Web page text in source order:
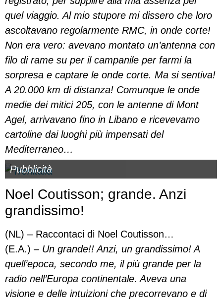
quel viaggio. Al mio stupore mi dissero che loro
ascoltavano regolarmente RMC, in onde corte!
Non era vero: avevano montato un’antenna con
filo di rame su per il campanile per farmi la
sorpresa e captare le onde corte. Ma si sentiva!
A 20.000 km di distanza! Comunque le onde
medie dei mitici 205, con le antenne di Mont
Agel, arrivavano fino in Libano e ricevevamo
cartoline dai luoghi più impensati del
Mediterraneo…
Pubblicità
Noel Coutisson; grande. Anzi
grandissimo!
(NL) – Raccontaci di Noel Coutisson…
(E.A.) – Un grande!! Anzi, un grandissimo! A
quell’epoca, secondo me, il più grande per la
radio nell’Europa continentale. Aveva una
visione e delle intuizioni che precorrevano e di